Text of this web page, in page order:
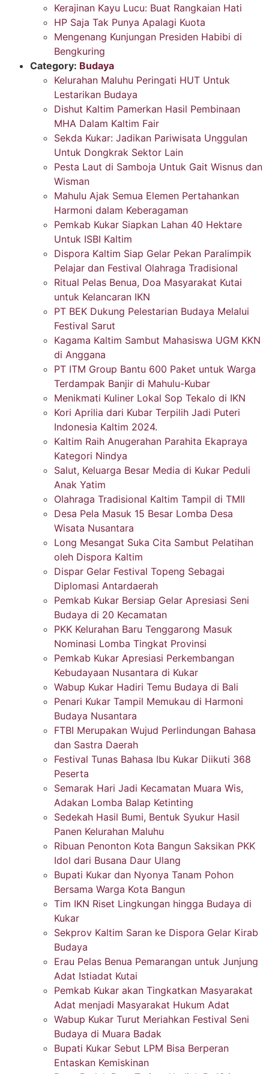
Kerajinan Kayu Lucu: Buat Rangkaian Hati
HP Saja Tak Punya Apalagi Kuota
Mengenang Kunjungan Presiden Habibi di
Bengkuring
Category: Budaya
Kelurahan Maluhu Peringati HUT Untuk
Lestarikan Budaya
Dishut Kaltim Pamerkan Hasil Pembinaan
MHA Dalam Kaltim Fair
Sekda Kukar: Jadikan Pariwisata Unggulan
Untuk Dongkrak Sektor Lain
Pesta Laut di Samboja Untuk Gait Wisnus dan
Wisman
Mahulu Ajak Semua Elemen Pertahankan
Harmoni dalam Keberagaman
Pemkab Kukar Siapkan Lahan 40 Hektare
Untuk ISBI Kaltim
Dispora Kaltim Siap Gelar Pekan Paralimpik
Pelajar dan Festival Olahraga Tradisional
Ritual Pelas Benua, Doa Masyarakat Kutai
untuk Kelancaran IKN
PT BEK Dukung Pelestarian Budaya Melalui
Festival Sarut
Kagama Kaltim Sambut Mahasiswa UGM KKN
di Anggana
PT ITM Group Bantu 600 Paket untuk Warga
Terdampak Banjir di Mahulu-Kubar
Menikmati Kuliner Lokal Sop Tekalo di IKN
Kori Aprilia dari Kubar Terpilih Jadi Puteri
Indonesia Kaltim 2024.
Kaltim Raih Anugerahan Parahita Ekapraya
Kategori Nindya
Salut, Keluarga Besar Media di Kukar Peduli
Anak Yatim
Olahraga Tradisional Kaltim Tampil di TMII
Desa Pela Masuk 15 Besar Lomba Desa
Wisata Nusantara
Long Mesangat Suka Cita Sambut Pelatihan
oleh Dispora Kaltim
Dispar Gelar Festival Topeng Sebagai
Diplomasi Antardaerah
Pemkab Kukar Bersiap Gelar Apresiasi Seni
Budaya di 20 Kecamatan
PKK Kelurahan Baru Tenggarong Masuk
Nominasi Lomba Tingkat Provinsi
Pemkab Kukar Apresiasi Perkembangan
Kebudayaan Nusantara di Kukar
Wabup Kukar Hadiri Temu Budaya di Bali
Penari Kukar Tampil Memukau di Harmoni
Budaya Nusantara
FTBI Merupakan Wujud Perlindungan Bahasa
dan Sastra Daerah
Festival Tunas Bahasa Ibu Kukar Diikuti 368
Peserta
Semarak Hari Jadi Kecamatan Muara Wis,
Adakan Lomba Balap Ketinting
Sedekah Hasil Bumi, Bentuk Syukur Hasil
Panen Kelurahan Maluhu
Ribuan Penonton Kota Bangun Saksikan PKK
Idol dari Busana Daur Ulang
Bupati Kukar dan Nyonya Tanam Pohon
Bersama Warga Kota Bangun
Tim IKN Riset Lingkungan hingga Budaya di
Kukar
Sekprov Kaltim Saran ke Dispora Gelar Kirab
Budaya
Erau Pelas Benua Pemarangan untuk Junjung
Adat Istiadat Kutai
Pemkab Kukar akan Tingkatkan Masyarakat
Adat menjadi Masyarakat Hukum Adat
Wabup Kukar Turut Meriahkan Festival Seni
Budaya di Muara Badak
Bupati Kukar Sebut LPM Bisa Berperan
Entaskan Kemiskinan